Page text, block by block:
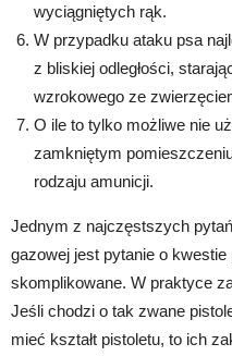
wyciągniętych rąk.
W przypadku ataku psa
z bliskiej odległości,
wzrokowego ze
O ile to tylko możliwe nie
zamkniętym
rodzaju amunicji.
Jednym z najczęstszych
gazowej jest pytanie o
skomplikowane. W praktyce
Jeśli chodzi o tak zwane
mieć kształt pistoletu, to ich